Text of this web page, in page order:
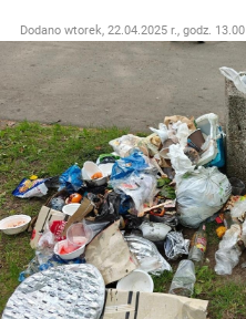
Dodano wtorek, 22.04.2025 r., godz. 13.00